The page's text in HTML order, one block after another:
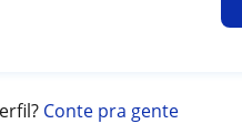
Conte pra gente